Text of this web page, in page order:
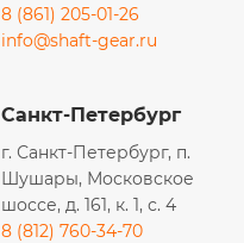
8 (861) 205-01-26
info@shaft-gear.ru
Санкт-Петербург
г. Санкт-Петербург, п.
Шушары, Московское
шоссе, д. 161, к. 1, с. 4
8 (812) 760-34-70